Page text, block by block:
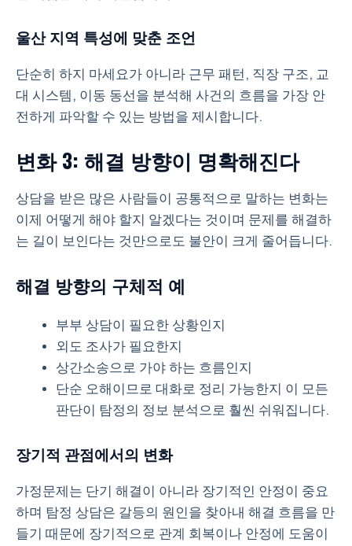
울산 지역 특성에 맞춘 조언
단순히 하지 마세요가 아니라 근무 패턴, 직장 구조, 교
대 시스템, 이동 동선을 분석해 사건의 흐름을 가장 안
전하게 파악할 수 있는 방법을 제시합니다.
변화 3: 해결 방향이 명확해진다
상담을 받은 많은 사람들이 공통적으로 말하는 변화는
이제 어떻게 해야 할지 알겠다는 것이며 문제를 해결하
는 길이 보인다는 것만으로도 불안이 크게 줄어듭니다.
해결 방향의 구체적 예
부부 상담이 필요한 상황인지
외도 조사가 필요한지
상간소송으로 가야 하는 흐름인지
단순 오해이므로 대화로 정리 가능한지 이 모든
판단이 탐정의 정보 분석으로 훨씬 쉬워집니다.
장기적 관점에서의 변화
가정문제는 단기 해결이 아니라 장기적인 안정이 중요
하며 탐정 상담은 갈등의 원인을 찾아내 해결 흐름을 만
들기 때문에 장기적으로 관계 회복이나 안정에 도움이